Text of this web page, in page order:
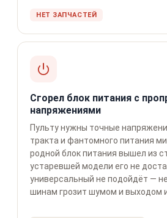
НЕТ ЗАПЧАСТЕЙ
Сгорел блок питания с
напряжениями
Пульту нужны точные
тракта и фантомного питания
родной блок питания вышел из
устаревшей модели его не
универсальный не подойдёт —
шинам грозит шумом и выходом